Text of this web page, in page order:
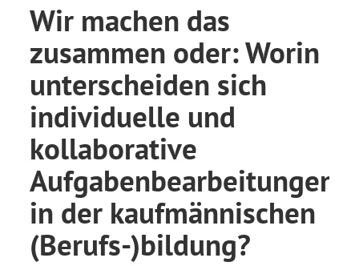
Wir machen das
zusammen oder: Worin
unterscheiden sich
individuelle und
kollaborative
Aufgabenbearbeitungen
in der kaufmännischen
(Berufs-)bildung?